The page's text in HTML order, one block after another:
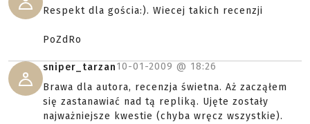
Respekt dla gościa:). Wiecej takich recenzji
PoZdRo
sniper_tarzan10-01-2009 @ 18:26
Brawa dla autora, recenzja świetna. Aż zacząłem
się zastanawiać nad tą repliką. Ujęte zostały
najważniejsze kwestie (chyba wręcz wszystkie).